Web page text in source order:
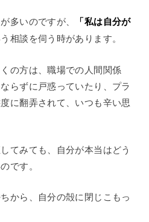
多いのですが、
「私は自分が
相談を伺う時があります。
の方は、職場での人間関係
らずに戸惑っていたり、プラ
に翻弄されて、いつも辛い思
てみても、自分が本当はどう
です。
から、自分の殻に閉じこもっ